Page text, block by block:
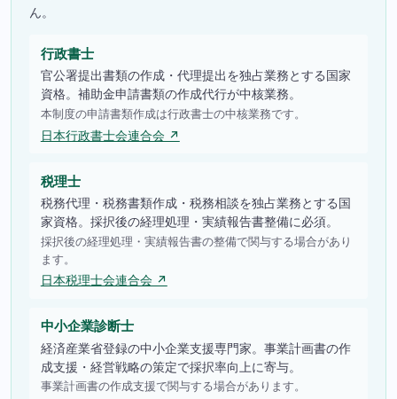
ん。
行政書士
官公署提出書類の作成・代理提出を独占業務とする国家
資格。補助金申請書類の作成代行が中核業務。
本制度の申請書類作成は行政書士の中核業務です。
日本行政書士会連合会 ↗
税理士
税務代理・税務書類作成・税務相談を独占業務とする国
家資格。採択後の経理処理・実績報告書整備に必須。
採択後の経理処理・実績報告書の整備で関与する場合があり
ます。
日本税理士会連合会 ↗
中小企業診断士
経済産業省登録の中小企業支援専門家。事業計画書の作
成支援・経営戦略の策定で採択率向上に寄与。
事業計画書の作成支援で関与する場合があります。